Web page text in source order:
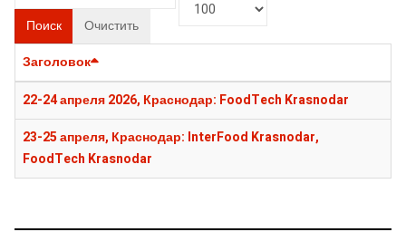
Поиск Очистить
Заголовок
22-24 апреля 2026, Краснодар: FoodTech Krasnodar
23-25 апреля, Краснодар: InterFood Krasnodar,
FoodTech Krasnodar